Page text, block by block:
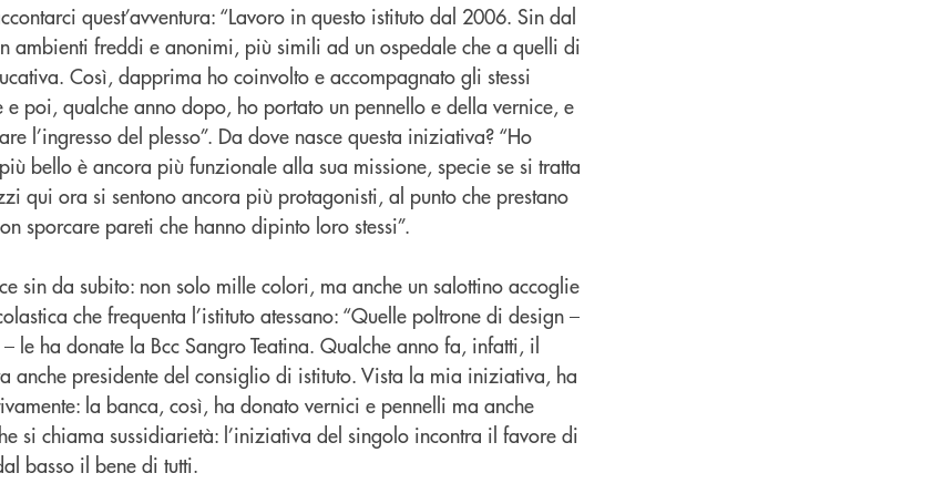
quest’avventura: “Lavoro in questo istituto dal 2006. Sin dal
ambienti freddi e anonimi, più simili ad un ospedale che a quelli di
Così, dapprima ho coinvolto e accompagnato gli stessi
poi, qualche anno dopo, ho portato un pennello e della vernice, e
l’ingresso del plesso”. Da dove nasce questa iniziativa? “Ho
bello è ancora più funzionale alla sua missione, specie se si tratta
qui ora si sentono ancora più protagonisti, al punto che prestano
sporcare pareti che hanno dipinto loro stessi”.
sin da subito: non solo mille colori, ma anche un salottino accoglie
che frequenta l’istituto atessano: “Quelle poltrone di design –
le ha donate la Bcc Sangro Teatina. Qualche anno fa, infatti, il
anche presidente del consiglio di istituto. Vista la mia iniziativa, ha
la banca, così, ha donato vernici e pennelli ma anche
si chiama sussidiarietà: l’iniziativa del singolo incontra il favore di
basso il bene di tutti.